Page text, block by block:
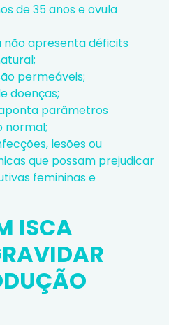
de 35 anos e ovula
não apresenta déficits
permeáveis;
doenças;
parâmetros
normal;
lesões ou
que possam prejudicar
femininas e
ISCA